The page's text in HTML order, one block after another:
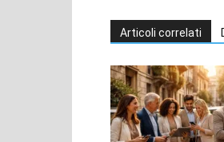
Articoli correlati